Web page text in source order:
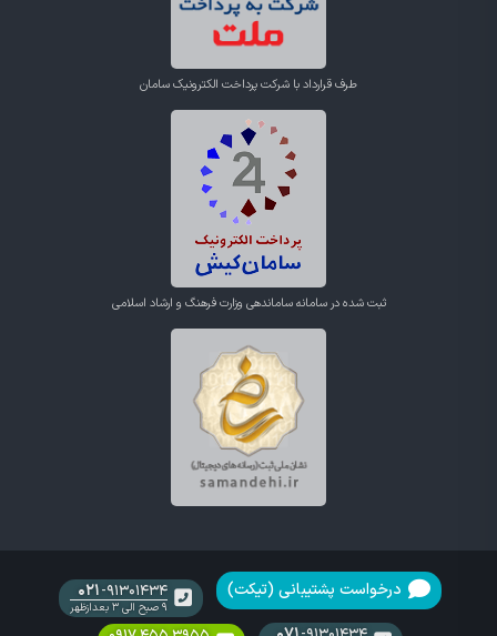
طرف قرارداد با شرکت پرداخت الکترونیک سامان
ثبت شده در سامانه ساماندهی وزارت فرهنگ و ارشاد اسلامی
درخواست پشتیبانی (تیکت) ۰۲۱-۹۱۳۰۱۴۳۴
۹ صبح الی ۳ بعدازظهر